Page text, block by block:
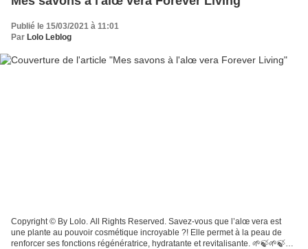
Publié le 15/03/2021 à 11:01
Par Lolo Leblog
Copyright © By Lolo. All Rights Reserved. Savez-vous que l’alœ vera est
une plante au pouvoir cosmétique incroyable ?! Elle permet à la peau de
renforcer ses fonctions régénératrice, hydratante et revitalisante. 🌱🍃🌱🍃🌱